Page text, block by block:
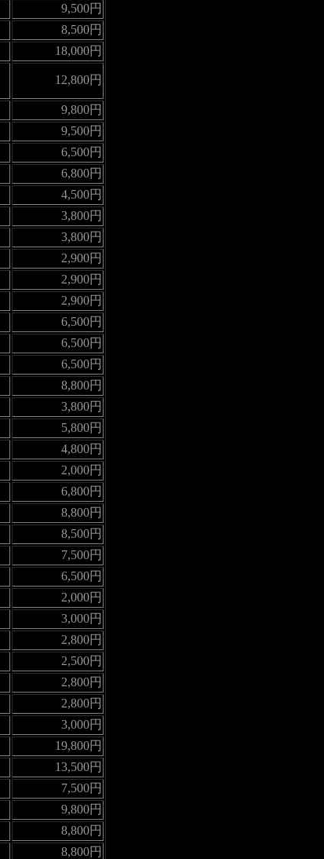
9,500円
8,500円
18,000円
12,800円
9,800円
9,500円
6,500円
6,800円
4,500円
3,800円
3,800円
2,900円
2,900円
2,900円
6,500円
6,500円
6,500円
8,800円
3,800円
5,800円
4,800円
2,000円
6,800円
8,800円
8,500円
7,500円
6,500円
2,000円
3,000円
2,800円
2,500円
2,800円
2,800円
3,000円
19,800円
13,500円
7,500円
9,800円
8,800円
8,800円